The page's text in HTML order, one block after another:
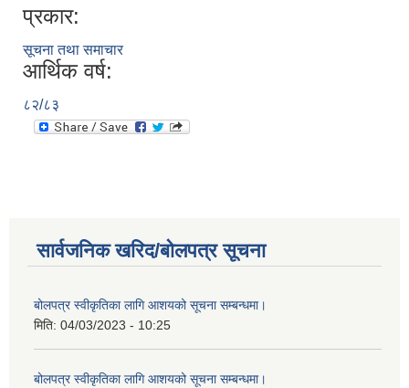
प्रकार:
सूचना तथा समाचार
आर्थिक वर्ष:
८२/८३
सार्वजनिक खरिद/बोलपत्र सूचना
बोलपत्र स्वीकृतिका लागि आशयको सूचना सम्बन्धमा।
मिति: 04/03/2023 - 10:25
बोलपत्र स्वीकृतिका लागि आशयको सूचना सम्बन्धमा।